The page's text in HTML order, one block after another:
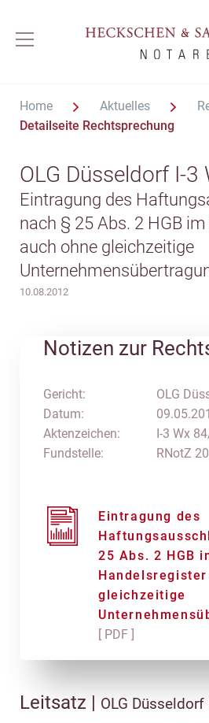
Home Aktuelles
Detailseite Rechtsprechung
OLG Düsseldorf I-3
Eintragung des
nach § 25 Abs. 2 HGB
auch ohne gleichzeitige
10.08.2012
Notizen zur
Gericht:
Datum:
Aktenzeichen:
Fundstelle:
OLG
I-3 Wx
RNotZ
Eintragung des
25 Abs. 2 HGB
Handelsregister
gleichzeitige
[ PDF ]
Leitsatz | OLG